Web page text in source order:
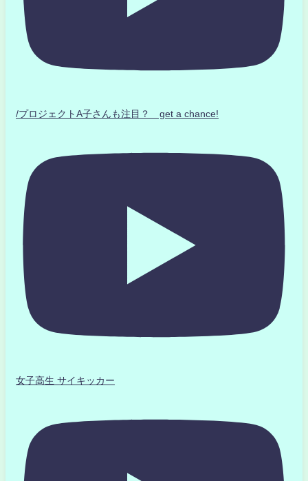
/プロジェクトA子さんも注目？ get a chance!
女子高生 サイキッカー